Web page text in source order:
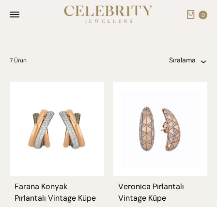
Cart
0
7 Ürün Sıralama
Farana Konyak
Pırlantalı Vintage Küpe
Veronica Pırlantalı
Vintage Küpe